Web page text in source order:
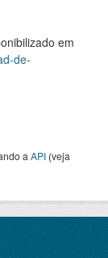
em
de-
a API (veja